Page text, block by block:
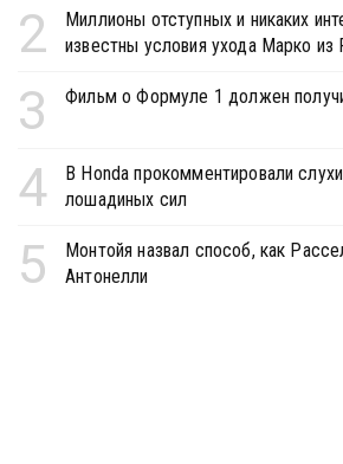
2
Миллионы отступных и никаких
известны условия ухода Марко из
3 Фильм о Формуле 1 должен
4
В Honda прокомментировали
лошадиных сил
5
Монтойя назвал способ, как
Антонелли